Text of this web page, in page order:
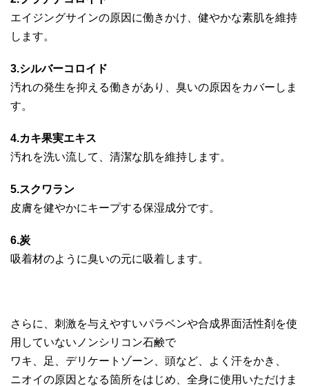
エイジングサインの原因に働きかけ、健やかな素肌を維持
します。
3.シルバーコロイド
汚れの発生を抑える働きがあり、臭いの原因をカバーしま
す。
4.カキ果実エキス
汚れを洗い流して、清潔な肌を維持します。
5.スクワラン
皮膚を健やかにキープする保湿成分です。
6.炭
吸着材のように臭いの元に吸着します。
さらに、刺激を与えやすいパラベンや合成界面活性剤を使
用していないノンシリコン石鹸で
ワキ、足、デリケートゾーン、頭など、よく汗をかき、
ニオイの原因となる箇所をはじめ、全身に使用いただけま